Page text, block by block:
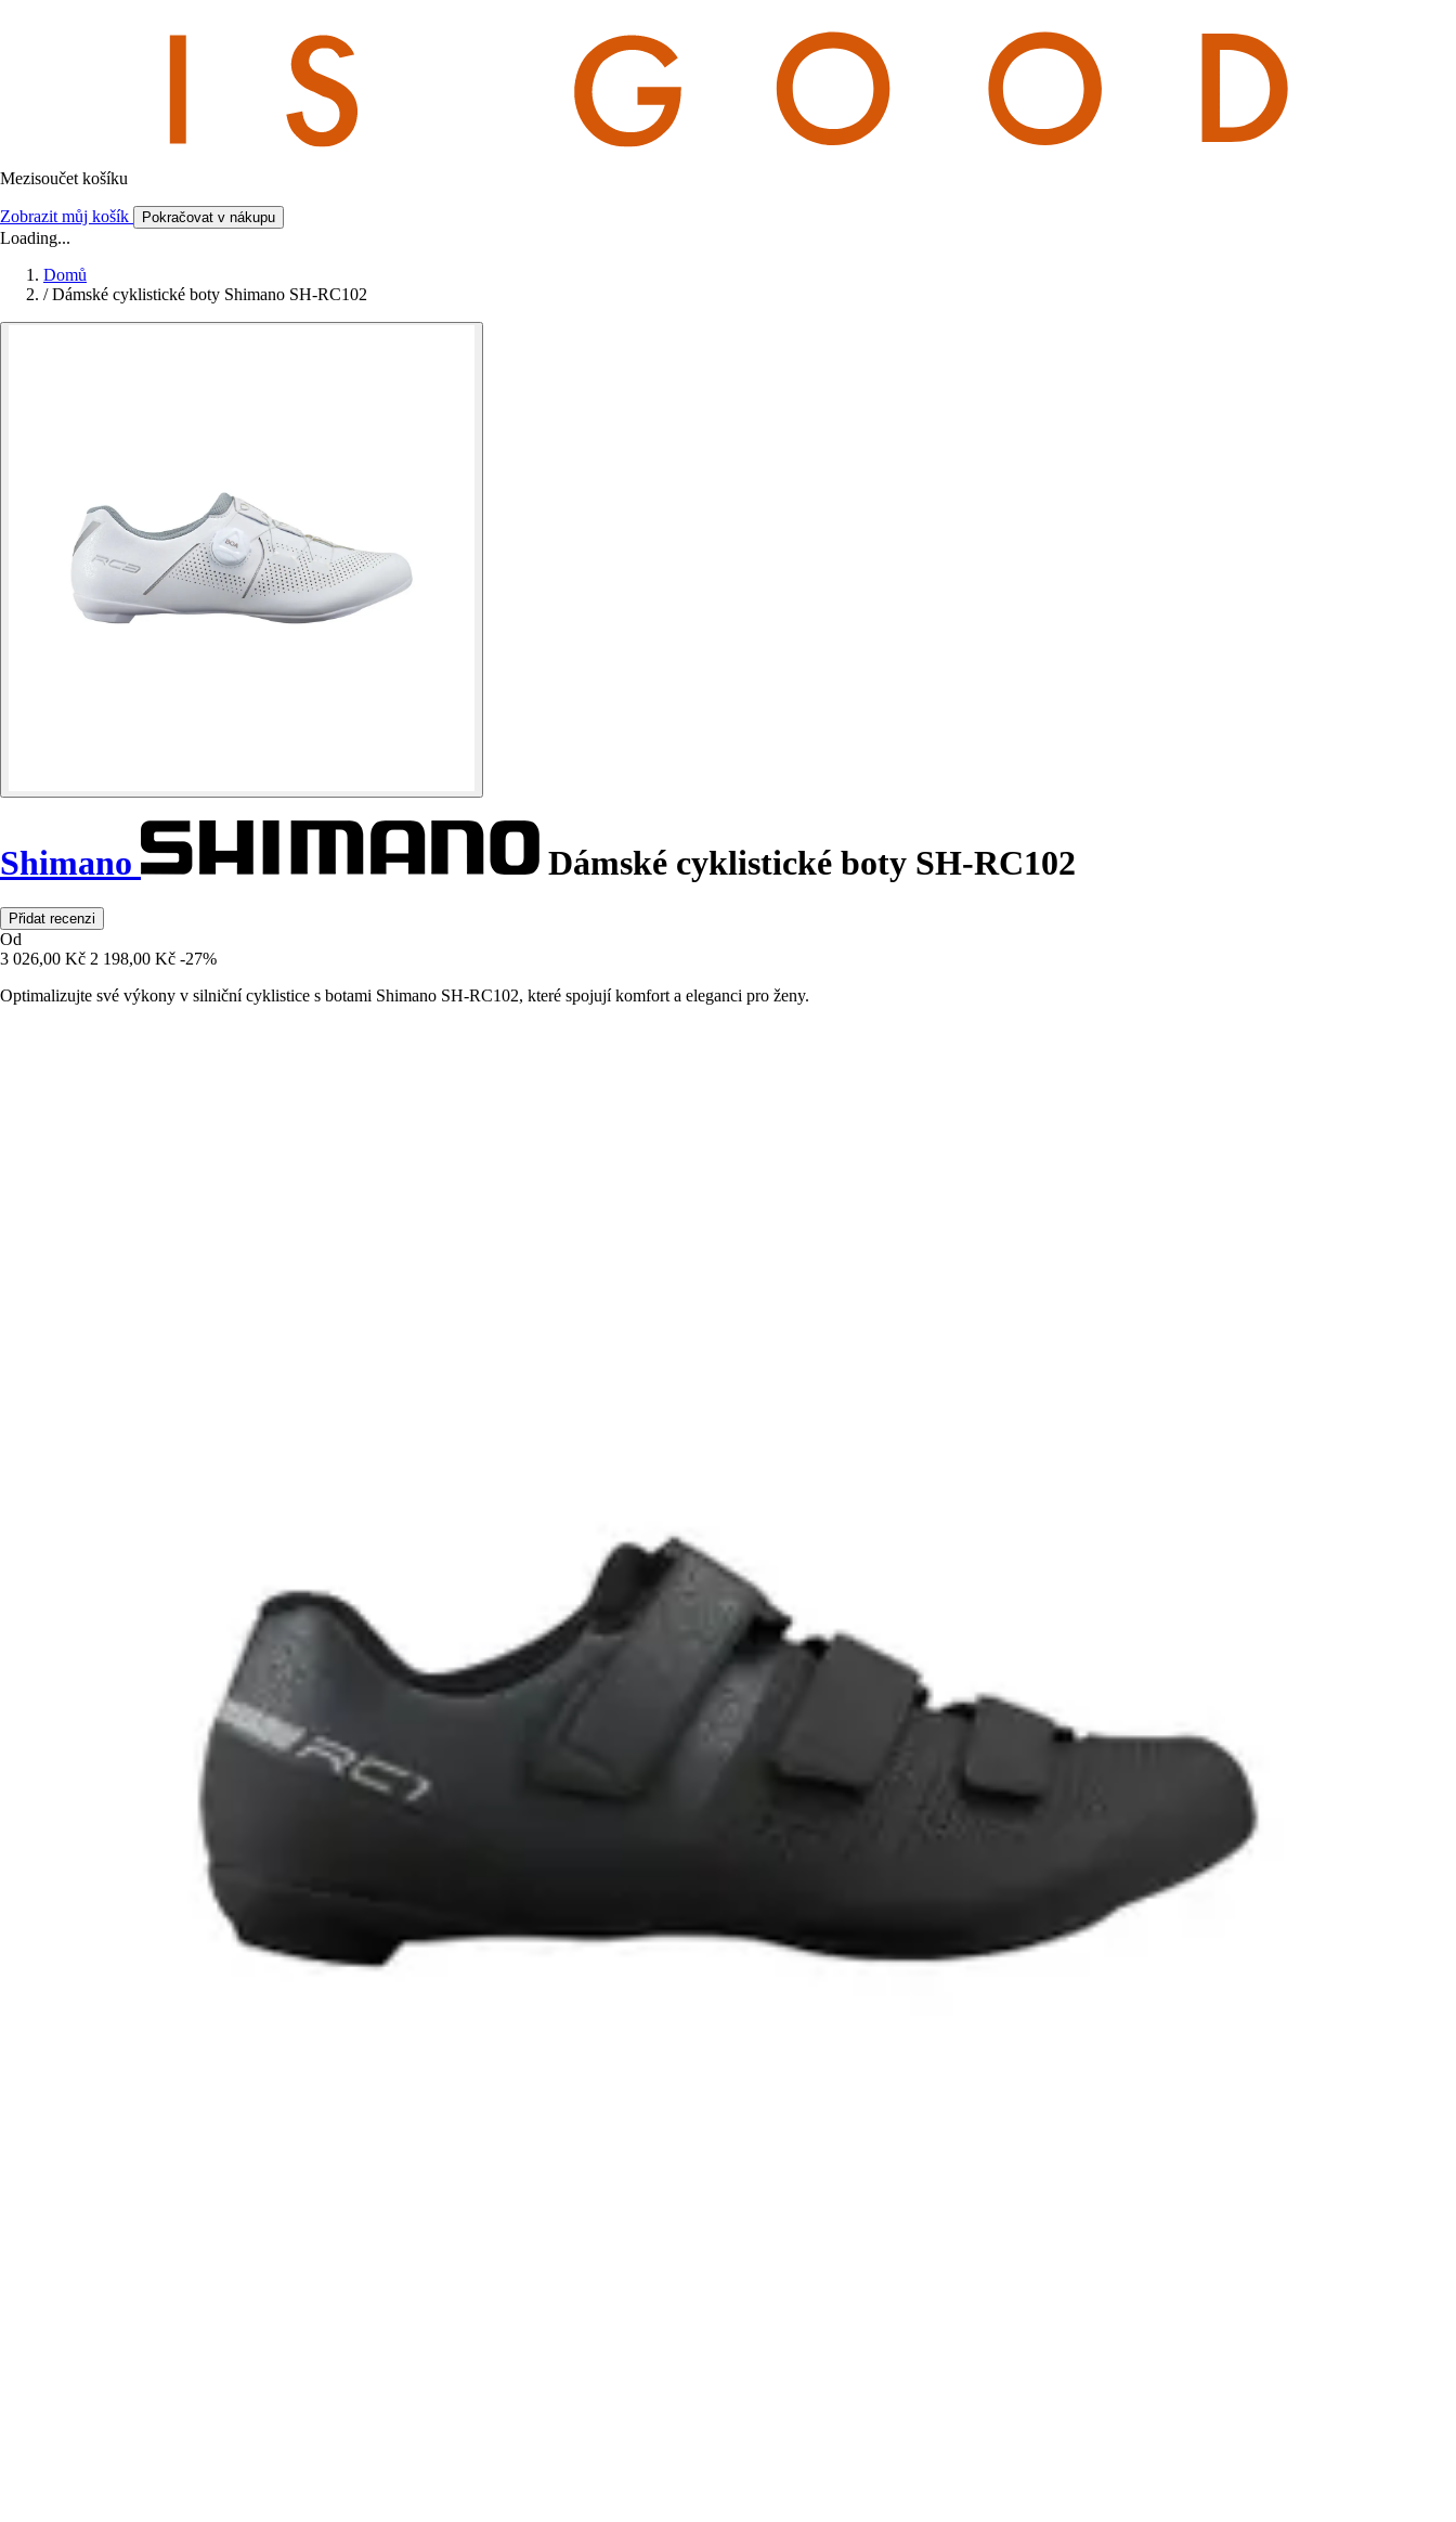
Mezisoučet košíku
Zobrazit můj košík Pokračovat v nákupu
Loading...
Domů
/ Dámské cyklistické boty Shimano SH-RC102
Shimano Dámské cyklistické boty SH-RC102
Přidat recenzi
Od
3 026,00 Kč 2 198,00 Kč -27%
Optimalizujte své výkony v silniční cyklistice s botami Shimano SH-RC102, které spojují komfort a eleganci pro ženy.